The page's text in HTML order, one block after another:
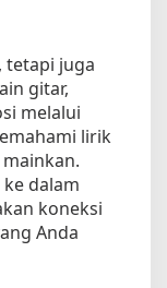
tetapi juga
gitar,
melalui
lirik
dalam
koneksi
Anda